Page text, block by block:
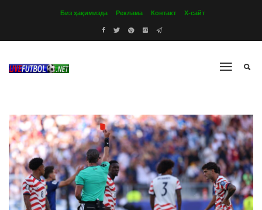
Биз ҳақимизда Реклама Контакт Х-сайт